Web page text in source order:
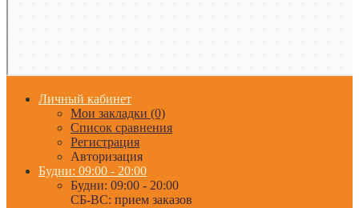
Личный кабинет
Мои закладки (0)
Список сравнения
Регистрация
Авторизация
Будни: 09:00 - 20:00
Будни: 09:00 - 20:00
СБ-ВС: прием заказов